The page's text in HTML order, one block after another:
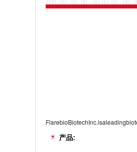
产品: